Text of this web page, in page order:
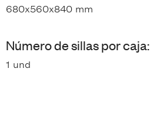
680x560x840 mm
Número de sillas por caja:
1 und